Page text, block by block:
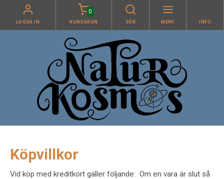
LOGGA IN
0
KUNDVAGN SÖK MENY INFO
Köpvillkor
Vid köp med kreditkort gäller följande: Om en vara är slut så